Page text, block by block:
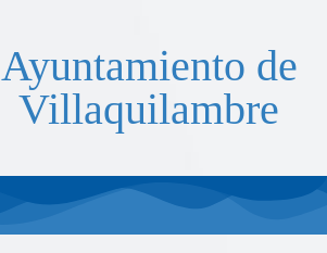
Ayuntamiento de
Villaquilambre